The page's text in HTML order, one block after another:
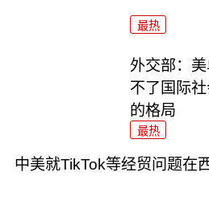
最热
外交部：
不了国际
的格局
最热
中美就TikTok等经贸问题在